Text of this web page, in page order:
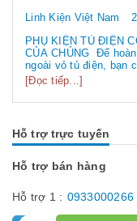
Linh Kiện Việt Nam
PHỤ KIỆN TỦ ĐIỆN
CỦA CHÚNG Để
ngoài vỏ tủ điện, bạn
tủ điện công nghiệp
công nghiệp bao gồm
nào hãy...
[Đọc tiếp...]
Hỗ trợ trực tuyến
Hỗ trợ bán hàng
Hỗ trợ 1 : 0933000266